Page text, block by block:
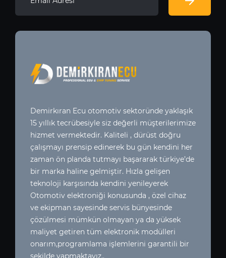
Demirkıran Ecu otomotiv sektoründe yaklaşık
15 yıllık tecrübesiyle siz değerli müşterilerimize
hizmet vermektedir. Kaliteli , dürüst doğru
çalışmayı prensip edinerek bu gün kendini her
zaman ön planda tutmayı başararak türkiye’de
bir marka haline gelmiştir. Hızla gelişen
teknoloji karşısında kendini yenileyerek
Otomotiv elektroniği konusunda , özel cihaz
ve ekipman sayesinde servis bünyesinde
çözülmesi mümkün olmayan ya da yüksek
maliyet getiren tüm elektronik modülleri
onarım,programlama işlemlerini garantili bir
şekilde yapmaktayız..